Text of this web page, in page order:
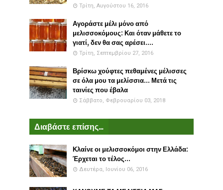
Τρίτη, Αυγούστου 16, 2016
Αγοράστε μέλι μόνο από
μελισσοκόμους: Και όταν μάθετε το
γιατί, δεν θα σας αρέσει....
Τρίτη, Σεπτεμβρίου 27, 2016
Βρίσκω χούφτες πεθαμένες μέλισσες
σε όλα μου τα μελίσσια... Μετά τις
ταινίες που έβαλα
Σάββατο, Φεβρουαρίου 03, 2018
Διαβάστε επίσης...
Κλαίνε οι μελισσοκόμοι στην Ελλάδα:
Έρχεται το τέλος...
Δευτέρα, Ιουνίου 06, 2016